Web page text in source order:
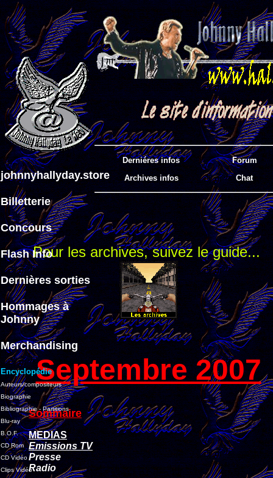
Derniéres infos
Forum
Archives infos
Chat
johnnyhallyday.store
Billetterie
Concours
Flash Info
Dernières sorties
Hommages à
Johnny
Merchandising
Encyclopédie
Auteurs/compositeurs
Biographie
Bibliographie - Partitions
Blu-ray
B.O.F.
CD Rom
CD Vidéo
Clips Vidéo
Pour les archives, suivez le guide...
Septembre 2007
Sommaire
MEDIAS
Emissions TV
Presse
Radio